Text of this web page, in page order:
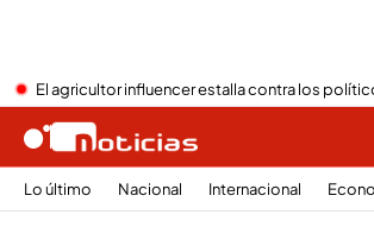
El agricultor influencer estalla contra los
Lo último Nacional Internacional